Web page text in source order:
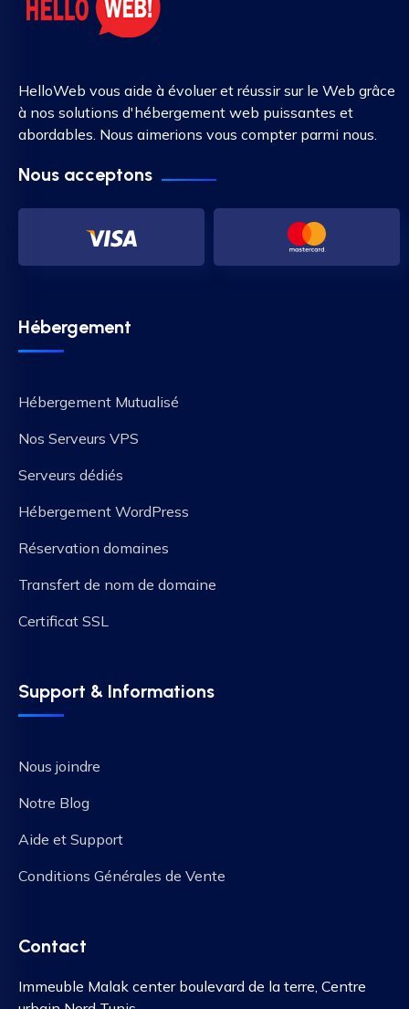
HelloWeb vous aide à évoluer et réussir sur le Web grâce
à nos solutions d'hébergement web puissantes et
abordables. Nous aimerions vous compter parmi nous.
Nous acceptons
Hébergement
Hébergement Mutualisé
Nos Serveurs VPS
Serveurs dédiés
Hébergement WordPress
Réservation domaines
Transfert de nom de domaine
Certificat SSL
Support & Informations
Nous joindre
Notre Blog
Aide et Support
Conditions Générales de Vente
Contact
Immeuble Malak center boulevard de la terre, Centre